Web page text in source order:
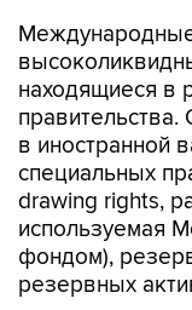
находящиеся в
в иностранной
специальных
drawing rights,
используемая
фондом),
резервных